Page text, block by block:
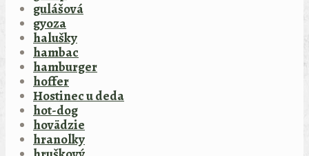
gulášová
gyoza
halušky
hambac
hamburger
hoffer
Hostinec u deda
hot-dog
hovädzie
hranolky